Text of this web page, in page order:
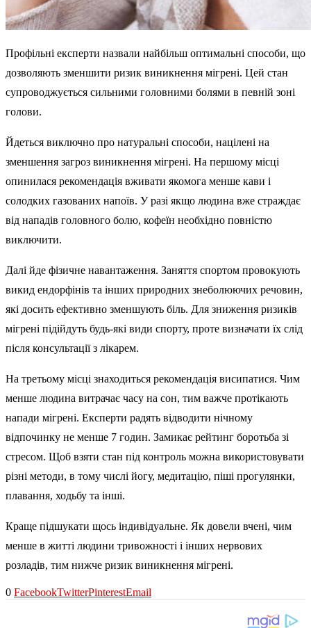
Профільні експерти назвали найбільш оптимальні способи, що
дозволяють зменшити ризик виникнення мігрені. Цей стан
супроводжується сильними головними болями в певній зоні
голови.
Йдеться виключно про натуральні способи, націлені на
зменшення загроз виникнення мігрені. На першому місці
опинилася рекомендація вживати якомога менше кави і
солодких газованих напоїв. У разі якщо людина вже страждає
від нападів головного болю, кофеїн необхідно повністю
виключити.
Далі йде фізичне навантаження. Заняття спортом провокують
викид ендорфінів та інших природних знеболюючих речовин,
які досить ефективно зменшують біль. Для зниження ризиків
мігрені підійдуть будь-які види спорту, проте визначати їх слід
після консультації з лікарем.
На третьому місці знаходиться рекомендація висипатися. Чим
менше людина витрачає часу на сон, тим важче протікають
напади мігрені. Експерти радять відводити нічному
відпочинку не менше 7 годин. Замикає рейтинг боротьба зі
стресом. Щоб взяти стан під контроль можна використовувати
різні методи, в тому числі йогу, медитацію, піші прогулянки,
плавання, ходьбу та інші.
Краще підшукати щось індивідуальне. Як довели вчені, чим
менше в житті людини тривожності і інших нервових
розладів, тим нижче ризик виникнення мігрені.
0 FacebookTwitterPinterestEmail